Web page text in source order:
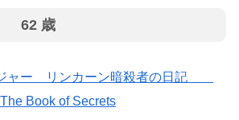
62 歳
ャー リンカーン暗殺者の日記
Book of Secrets